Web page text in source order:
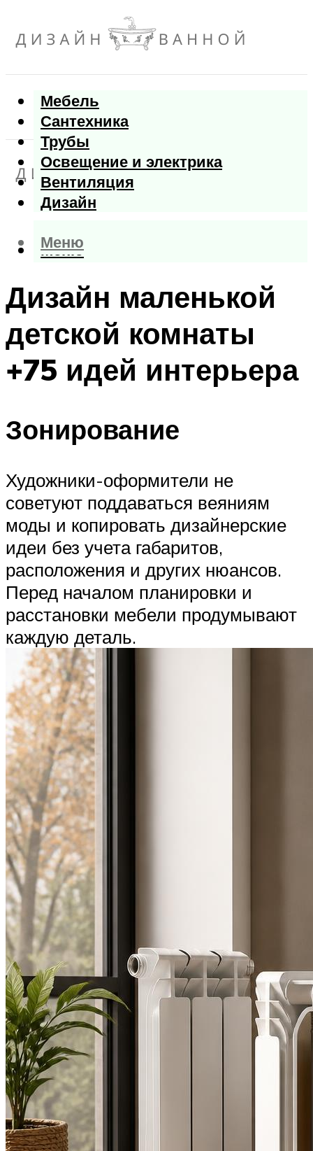
Мебель
Сантехника
Трубы
Освещение и электрика
Вентиляция
Дизайн
Меню
Меню
Дизайн маленькой
детской комнаты
+75 идей интерьера
Зонирование
Художники-оформители не
советуют поддаваться веяниям
моды и копировать дизайнерские
идеи без учета габаритов,
расположения и других нюансов.
Перед началом планировки и
расстановки мебели продумывают
каждую деталь.